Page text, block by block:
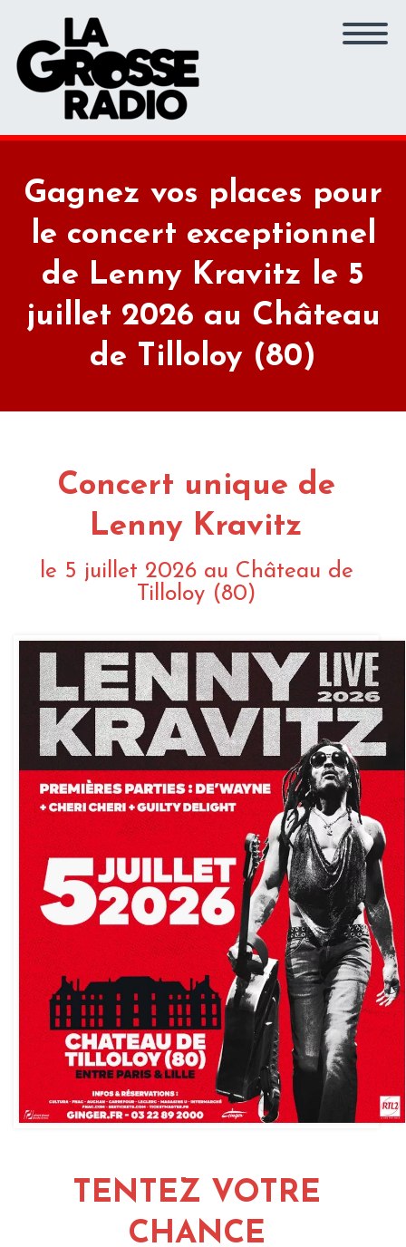
Gagnez vos places pour
le concert exceptionnel
de Lenny Kravitz le 5
juillet 2026 au Château
de Tilloloy (80)
Concert unique de
Lenny Kravitz
le 5 juillet 2026 au Château de
Tilloloy (80)
TENTEZ VOTRE
CHANCE